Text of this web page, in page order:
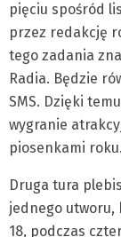
pięciu spośród
przez redakcję
tego zadania
Radia. Będzie
SMS. Dzięki
wygranie
piosenkami roku.
Druga tura
jednego utworu,
18, podczas